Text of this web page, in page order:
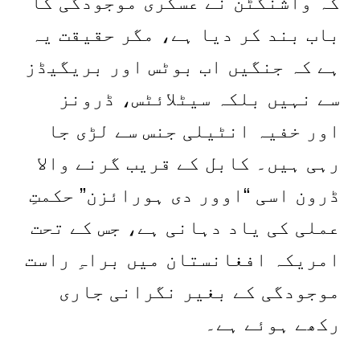
باب بند کر دیا ہے، مگر حقیقت یہ
ہے کہ جنگیں اب بوٹس اور بریگیڈز
سے نہیں بلکہ سیٹلائٹس، ڈرونز
اور خفیہ انٹیلی جنس سے لڑی جا
رہی ہیں۔ کابل کے قریب گرنے والا
ڈرون اسی “اوور دی ہورائزن” حکمتِ
عملی کی یاد دہانی ہے، جس کے تحت
امریکہ افغانستان میں براہِ راست
موجودگی کے بغیر نگرانی جاری
رکھے ہوئے ہے۔